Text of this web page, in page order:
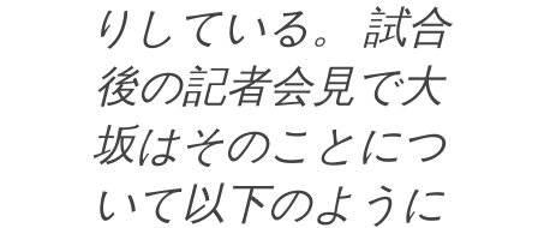
りしている。 試合
後の記者会見で大
坂はそのことにつ
いて以下のように